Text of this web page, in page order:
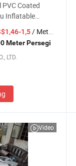
Coated
Inflatable
1,5/ Meter persegi
Meter Persegi
LTD.
Video